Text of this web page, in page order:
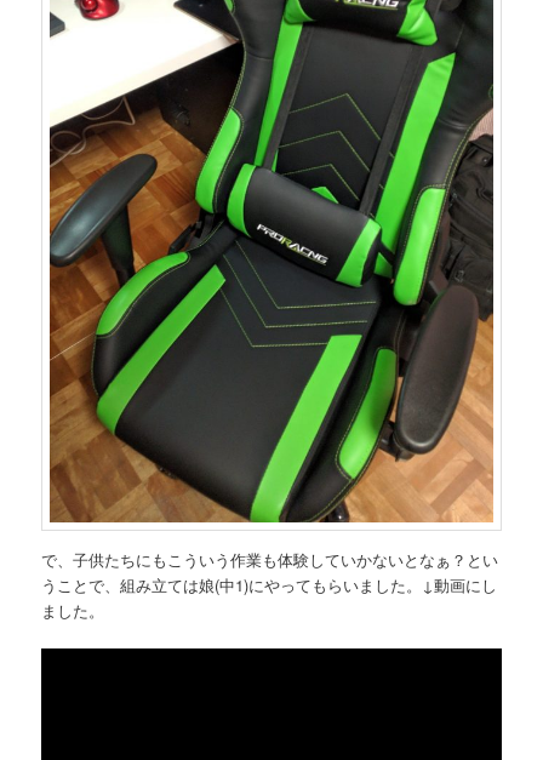
で、子供たちにもこういう作業も体験していかないとなぁ？とい
うことで、組み立ては娘(中1)にやってもらいました。↓動画にし
ました。